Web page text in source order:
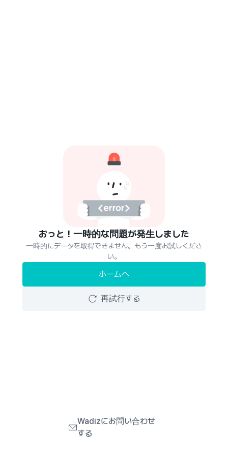
おっと！一時的な問題が発生しました
一時的にデータを取得できません。もう一度お試しくださ
い。
ホームへ
再試行する
Wadizにお問い合わせ
する